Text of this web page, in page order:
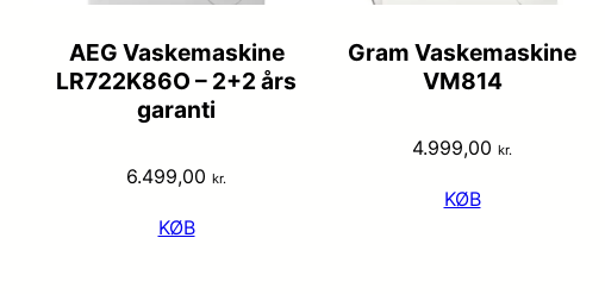
AEG Vaskemaskine
LR722K86O – 2+2 års
garanti
6.499,00 kr.
KØB
Gram Vaskemaskine
VM814
4.999,00 kr.
KØB